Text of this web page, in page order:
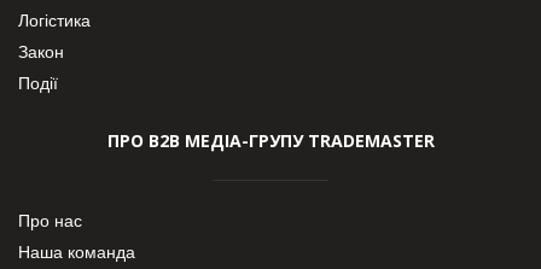
Логістика
Закон
Події
ПРО В2В МЕДІА-ГРУПУ TRADEMASTER
Про нас
Наша команда